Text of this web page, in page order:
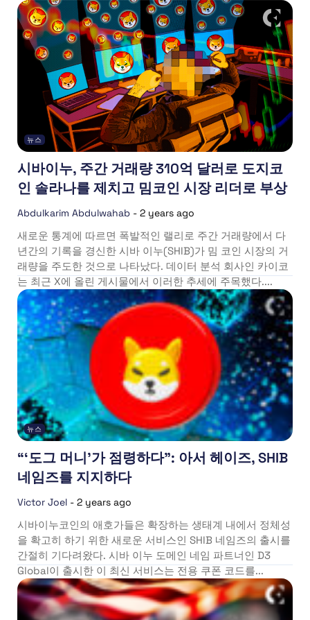
뉴스
시바이누, 주간 거래량 310억 달러로 도지코
인 솔라나를 제치고 밈코인 시장 리더로 부상
Abdulkarim Abdulwahab - 2 years ago
새로운 통계에 따르면 폭발적인 랠리로 주간 거래량에서 다
년간의 기록을 경신한 시바 이누(SHIB)가 밈 코인 시장의 거
래량을 주도한 것으로 나타났다. 데이터 분석 회사인 카이코
는 최근 X에 올린 게시물에서 이러한 추세에 주목했다....
뉴스
“‘도그 머니’가 점령하다”: 아서 헤이즈, SHIB
네임즈를 지지하다
Victor Joel - 2 years ago
시바이누코인의 애호가들은 확장하는 생태계 내에서 정체성
을 확고히 하기 위한 새로운 서비스인 SHIB 네임즈의 출시를
간절히 기다려왔다. 시바 이누 도메인 네임 파트너인 D3
Global이 출시한 이 최신 서비스는 전용 쿠폰 코드를...